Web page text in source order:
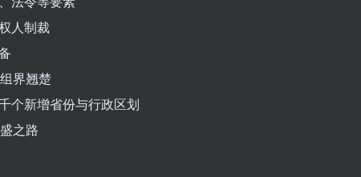
人制裁
界翘楚
个新增省份与行政区划
之路